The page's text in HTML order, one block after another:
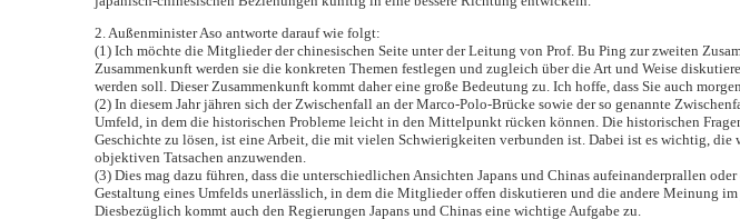
2. Außenminister Aso antworte darauf wie folgt:
(1) Ich möchte die Mitglieder der chinesischen Seite unter der Leitung von Prof. Bu Ping zur zweiten
Zusammenkunft werden sie die konkreten Themen festlegen und zugleich über die Art und Weise
werden soll. Dieser Zusammenkunft kommt daher eine große Bedeutung zu. Ich hoffe, dass Sie auch
(2) In diesem Jahr jähren sich der Zwischenfall an der Marco-Polo-Brücke sowie der so genannte
Umfeld, in dem die historischen Probleme leicht in den Mittelpunkt rücken können. Die historischen
Geschichte zu lösen, ist eine Arbeit, die mit vielen Schwierigkeiten verbunden ist. Dabei ist es wichtig, die
objektiven Tatsachen anzuwenden.
(3) Dies mag dazu führen, dass die unterschiedlichen Ansichten Japans und Chinas aufeinanderprallen
Gestaltung eines Umfelds unerlässlich, in dem die Mitglieder offen diskutieren und die andere Meinung
Diesbezüglich kommt auch den Regierungen Japans und Chinas eine wichtige Aufgabe zu.